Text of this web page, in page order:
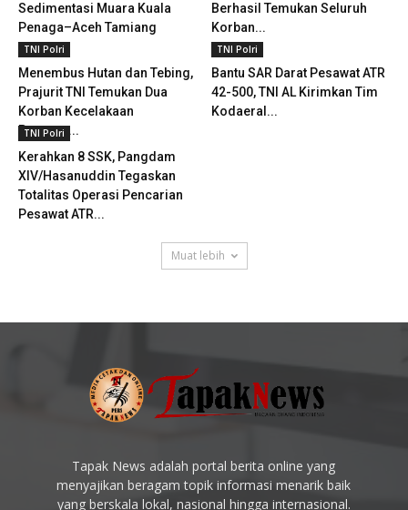
Sedimentasi Muara Kuala
Penaga–Aceh Tamiang
Berhasil Temukan Seluruh
Korban...
TNI Polri
Menembus Hutan dan Tebing,
Prajurit TNI Temukan Dua
Korban Kecelakaan
Pesawat...
TNI Polri
Bantu SAR Darat Pesawat ATR
42-500, TNI AL Kirimkan Tim
Kodaeral...
TNI Polri
Kerahkan 8 SSK, Pangdam
XIV/Hasanuddin Tegaskan
Totalitas Operasi Pencarian
Pesawat ATR...
Muat lebih
Tapak News adalah portal berita online yang
menyajikan beragam topik informasi menarik baik
yang berskala lokal, nasional hingga internasional.